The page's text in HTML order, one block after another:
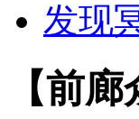
发现
【前廊